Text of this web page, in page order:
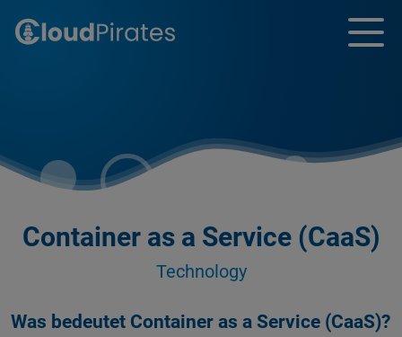
Container as a Service (CaaS)
Technology
Was bedeutet Container as a Service (CaaS)?